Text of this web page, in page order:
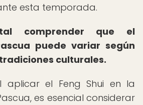
esta temporada.
comprender que el
puede variar según
culturales.
aplicar el Feng Shui en la
es esencial considerar